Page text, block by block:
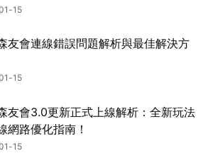
15
友會連線錯誤問題解析與最佳解決方
15
友會3.0更新正式上線解析：全新玩法
網路優化指南！
15